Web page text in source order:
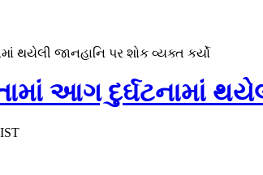
થયેલી જાનહાનિ પર શોક વ્યક્ત કર્યો
આગ દુર્ઘટનામાં